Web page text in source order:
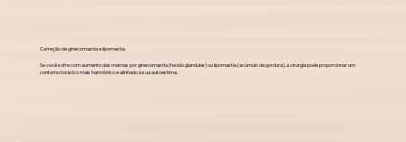
Correção de ginecomastia e lipomastia
Se você sofre com aumento das mamas por ginecomastia (tecido glandular) ou lipomastia (acúmulo de gordura), a cirurgia pode proporcionar um
contorno torácico mais harmônico e alinhado à sua autoestima.